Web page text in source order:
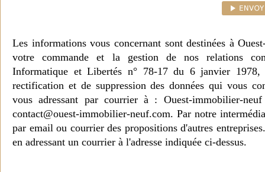
Les informations vous concernant sont destinées à
votre commande et la gestion de nos relations
Informatique et Libertés n° 78-17 du 6 janvier 1978,
rectification et de suppression des données qui vous
vous adressant par courrier à : Ouest-immobilier-
contact@ouest-immobilier-neuf.com. Par notre
par email ou courrier des propositions d'autres
en adressant un courrier à l'adresse indiquée ci-dessus.